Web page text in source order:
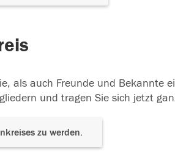
als auch Freunde und Bekannte
und tragen Sie sich jetzt
zu werden.